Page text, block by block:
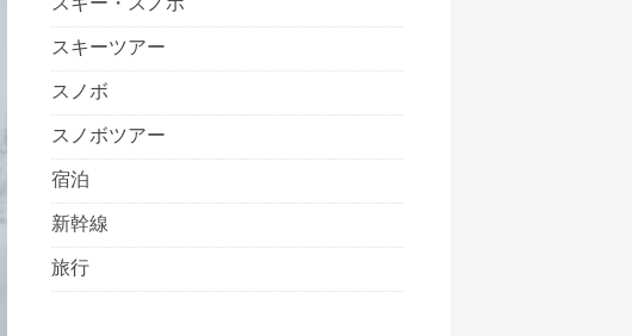
スキーツアー
スノボ
スノボツアー
宿泊
新幹線
旅行